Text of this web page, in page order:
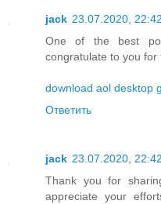
jack 23.07.2020, 22:42
One of the best
congratulate to you for
download aol desktop
Ответить
jack 23.07.2020, 22:42
Thank you for
appreciate your